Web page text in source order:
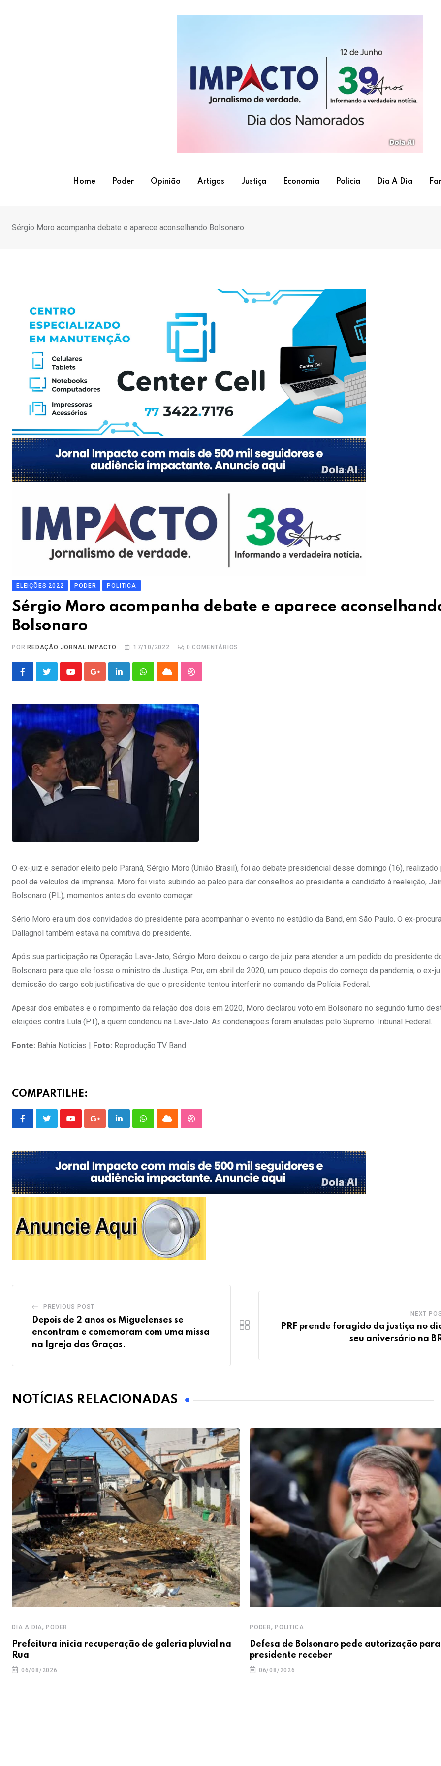
Home Poder Opinião Artigos Justiça Economia Policia Dia A Dia
Sérgio Moro acompanha debate e aparece aconselhando Bolsonaro
ELEIÇÕES 2022 PODER POLITICA
Sérgio Moro acompanha debate e aparece
Bolsonaro
POR REDAÇÃO JORNAL IMPACTO 17/10/2022 0 COMENTÁRIOS
YoutubeGoogle+LinkedInWhatsappCloud StumbleUpon
O ex-juiz e senador eleito pelo Paraná, Sérgio Moro (União Brasil), foi ao debate presidencial desse domingo (16), realizado
pool de veículos de imprensa. Moro foi visto subindo ao palco para dar conselhos ao presidente e candidato à reeleição, Jair
Bolsonaro (PL), momentos antes do evento começar.
Sério Moro era um dos convidados do presidente para acompanhar o evento no estúdio da Band, em São Paulo. O ex-
Dallagnol também estava na comitiva do presidente.
Após sua participação na Operação Lava-Jato, Sérgio Moro deixou o cargo de juiz para atender a um pedido do presidente
Bolsonaro para que ele fosse o ministro da Justiça. Por, em abril de 2020, um pouco depois do começo da pandemia, o ex-
demissão do cargo sob justificativa de que o presidente tentou interferir no comando da Polícia Federal.
Apesar dos embates e o rompimento da relação dos dois em 2020, Moro declarou voto em Bolsonaro no segundo turno
eleições contra Lula (PT), a quem condenou na Lava-Jato. As condenações foram anuladas pelo Supremo Tribunal Federal.
Fonte: Bahia Noticias | Foto: Reprodução TV Band
COMPARTILHE:
YoutubeGoogle+LinkedInWhatsappCloud StumbleUpon
PREVIOUS POST
Depois de 2 anos os Miguelenses se
encontram e comemoram com uma missa
na Igreja das Graças.
NEXT
PRF prende foragido da justiça no
seu aniversário na
NOTÍCIAS RELACIONADAS
DIA A DIA,PODER
Prefeitura inicia recuperação de galeria pluvial na
Rua
06/08/2026
PODER, POLITICA
Defesa de Bolsonaro pede autorização
presidente receber
06/08/2026